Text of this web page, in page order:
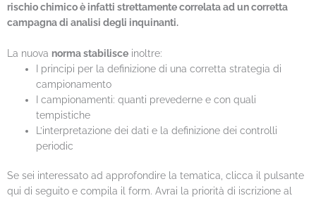
rischio chimico è infatti strettamente correlata ad un corretta
campagna di analisi degli inquinanti.
La nuova norma stabilisce inoltre:
I principi per la definizione di una corretta strategia di
campionamento
I campionamenti: quanti prevederne e con quali
tempistiche
L’interpretazione dei dati e la definizione dei controlli
periodic
Se sei interessato ad approfondire la tematica, clicca il pulsante
qui di seguito e compila il form. Avrai la priorità di iscrizione al